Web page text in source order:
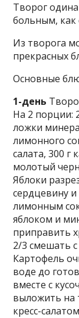
Творог
больным, как
Из творога
прекрасных
Основные
1-день
На 2 порции:
ложки
лимонного
салата, 300 г
молотый
Яблоки
сердцевину
лимонным
яблоком и
приправить
2/3 смешать
Картофель
воде до
вместе с
выложить на
кресс-